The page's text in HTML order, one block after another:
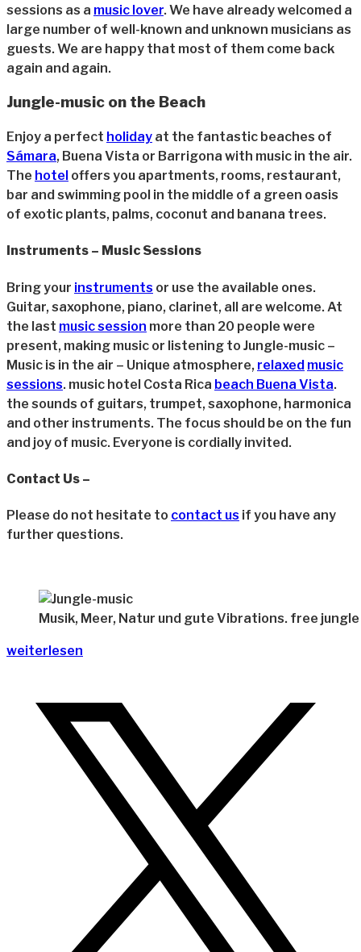
sessions as a music lover. We have already welcomed a
large number of well-known and unknown musicians as
guests. We are happy that most of them come back
again and again.
Jungle-music on the Beach
Enjoy a perfect holiday at the fantastic beaches of
Sámara, Buena Vista or Barrigona with music in the air.
The hotel offers you apartments, rooms, restaurant,
bar and swimming pool in the middle of a green oasis
of exotic plants, palms, coconut and banana trees.
Instruments – Music Sessions
Bring your instruments or use the available ones.
Guitar, saxophone, piano, clarinet, all are welcome. At
the last music session more than 20 people were
present, making music or listening to Jungle-music –
Music is in the air – Unique atmosphere, relaxed music
sessions. music hotel Costa Rica beach Buena Vista.
the sounds of guitars, trumpet, saxophone, harmonica
and other instruments. The focus should be on the fun
and joy of music. Everyone is cordially invited.
Contact Us –
Please do not hesitate to contact us if you have any
further questions.
Musik, Meer, Natur und gute Vibrations. free jungle
„Jungle-
weiterlesen